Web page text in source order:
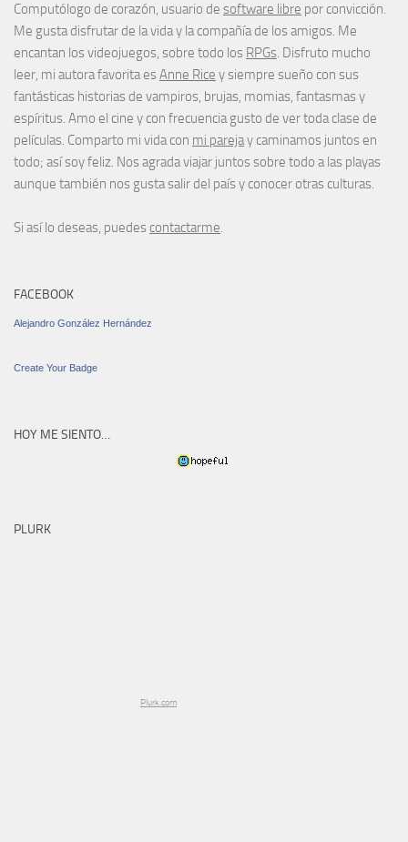
Computólogo de corazón, usuario de software libre por convicción.
Me gusta disfrutar de la vida y la compañía de los amigos. Me
encantan los videojuegos, sobre todo los RPGs. Disfruto mucho
leer, mi autora favorita esAnne Rice y siempre sueño con sus
fantásticas historias de vampiros, brujas, momias, fantasmas y
espíritus. Amo el cine y con frecuencia gusto de ver toda clase de
películas. Comparto mi vida con mi parejay caminamos juntos en
todo; así soy feliz. Nos agrada viajar juntos sobre todo a las playas
aunque también nos gusta salir del país y conocer otras culturas.
Si así lo deseas, puedes contactarme.
FACEBOOK
Alejandro González Hernández
Create Your Badge
HOY ME SIENTO…
PLURK
Plurk.com